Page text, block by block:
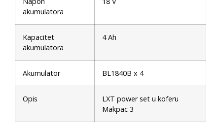
akumulatora
Kapacitet
akumulatora
4 Ah
Akumulator BL1840B x 4
Opis
LXT power set u koferu
Makpac 3